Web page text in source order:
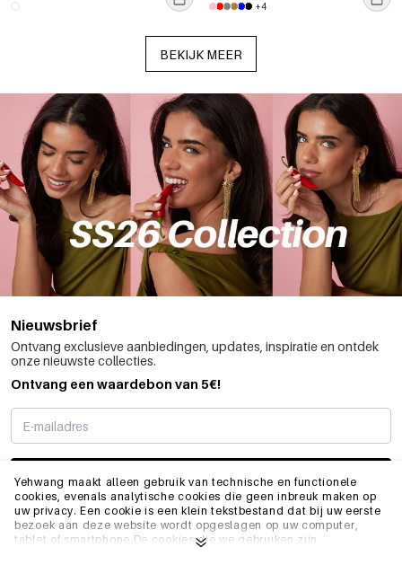
Yehwang maakt alleen gebruik van technische en functionele
cookies, evenals analytische cookies die geen inbreuk maken op
uw privacy. Een cookie is een klein tekstbestand dat bij uw eerste
bezoek aan deze website wordt opgeslagen op uw computer,
tablet of smartphone.De cookies die we gebruiken zijn
+4
BEKIJK MEER
Nieuwsbrief
Ontvang exclusieve aanbiedingen, updates, inspiratie en ontdek
onze nieuwste collecties.
Ontvang een waardebon van 5€!
SCHRIJF ME IN
INFO